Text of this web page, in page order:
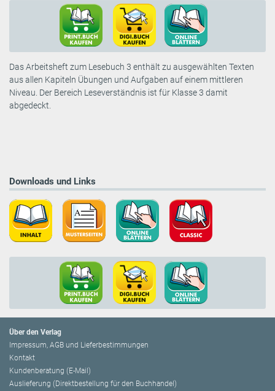
Das Arbeitsheft zum Lesebuch 3 enthält zu ausgewählten Texten
aus allen Kapiteln Übungen und Aufgaben auf einem mittleren
Niveau. Der Bereich Leseverständnis ist für Klasse 3 damit
abgedeckt.
Downloads und Links
Über den Verlag
Impressum, AGB und Lieferbestimmungen
Kontakt
Kundenberatung (E-Mail)
Auslieferung (Direktbestellung für den Buchhandel)